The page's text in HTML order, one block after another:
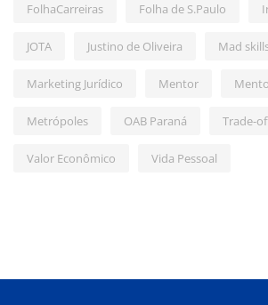
FolhaCarreiras Folha de S.Paulo
JOTA Justino de Oliveira Mad
Marketing Jurídico Mentor
Metrópoles OAB Paraná Trade-
Valor Econômico Vida Pessoal